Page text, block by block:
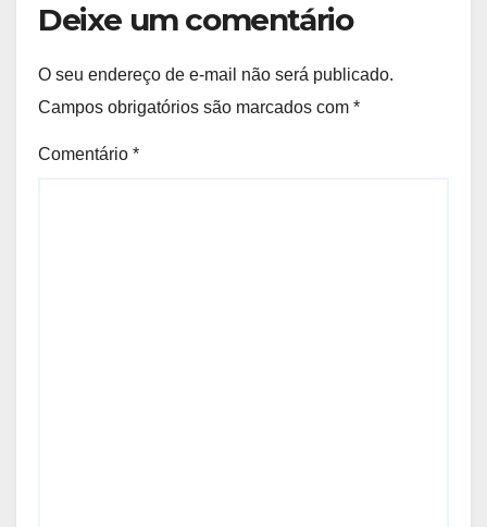
Deixe um comentário
O seu endereço de e-mail não será publicado.
Campos obrigatórios são marcados com *
Comentário *